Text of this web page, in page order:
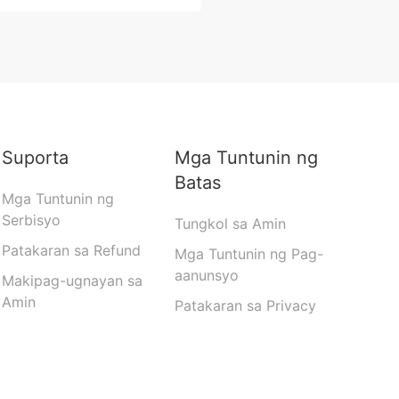
Suporta
Mga Tuntunin ng
Serbisyo
Patakaran sa Refund
Makipag-ugnayan sa
Amin
Mga Tuntunin ng
Batas
Tungkol sa Amin
Mga Tuntunin ng Pag-
aanunsyo
Patakaran sa Privacy